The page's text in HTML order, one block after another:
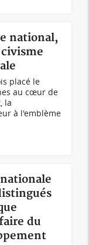
national,
placé le
au cœur de
la
à l'emblème
du